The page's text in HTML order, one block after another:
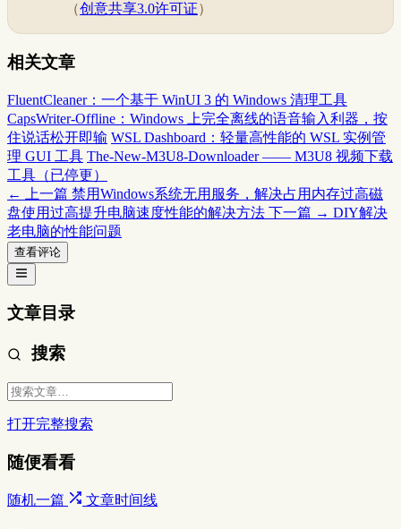
（创意共享3.0许可证）
相关文章
FluentCleaner：一个基于 WinUI 3 的 Windows 清理工具
CapsWriter-Offline：Windows 上完全离线的语音输入利器，按
住说话松开即输 WSL Dashboard：轻量高性能的 WSL 实例管
理 GUI 工具 The-New-M3U8-Downloader —— M3U8 视频下载
工具（已停更）
← 上一篇 禁用Windows系统无用服务，解决占用内存过高磁
盘使用过高提升电脑速度性能的解决方法 下一篇 → DIY解决
老电脑的性能问题
查看评论
文章目录
搜索
打开完整搜索
随便看看
随机一篇 文章时间线